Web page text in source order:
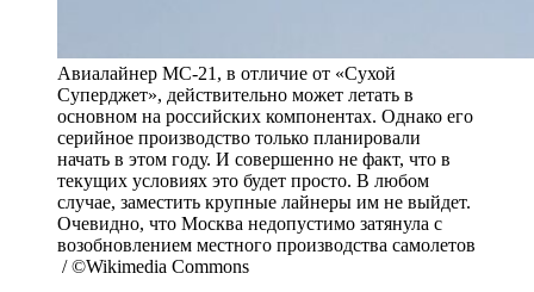
Авиалайнер МС-21, в отличие от «Сухой
Суперджет», действительно может летать в
основном на российских компонентах. Однако его
серийное производство только планировали
начать в этом году. И совершенно не факт, что в
текущих условиях это будет просто. В любом
случае, заместить крупные лайнеры им не выйдет.
Очевидно, что Москва недопустимо затянула с
возобновлением местного производства самолетов
/ ©Wikimedia Commons